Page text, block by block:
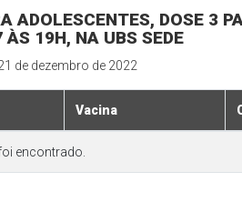
ADOLESCENTES, DOSE 3
ÀS 19H, NA UBS SEDE
de dezembro de 2022
Vacina
encontrado.